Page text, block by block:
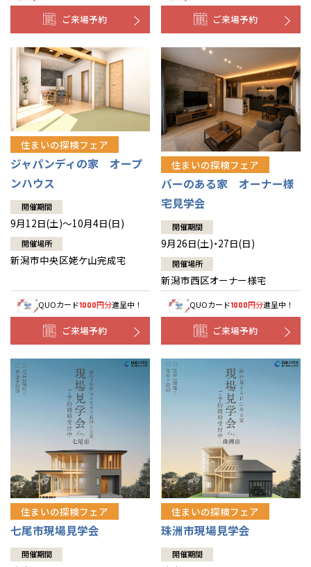
ご来場予約 ご来場予約
住まいの探検フェア
ジャパンディの家 オープ
ンハウス
開催期間
9月12日(土)～10月4日(日)
開催場所
新潟市中央区姥ケ山完成宅
QUOカード1000円分進呈中！
ご来場予約
住まいの探検フェア
バーのある家 オーナー様
宅見学会
開催期間
9月26日(土)・27日(日)
開催場所
新潟市西区オーナー様宅
QUOカード1000円分進呈中！
ご来場予約
住まいの探検フェア
七尾市現場見学会
開催期間
住まいの探検フェア
珠洲市現場見学会
開催期間